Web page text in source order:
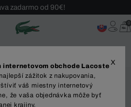
zadarmo od 90€!
výpredaj až -40 %!
vrátenie!
0
X
obchode Lacoste
zážitok z nakupovania,
váš miestny internetový
že vaša objednávka môže byť
krajiny.